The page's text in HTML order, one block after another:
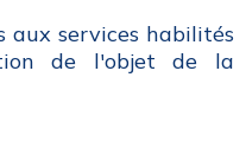
aux services habilités
de l'objet de la